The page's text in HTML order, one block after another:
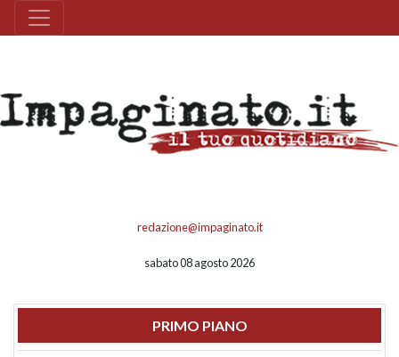
redazione@impaginato.it
sabato 08 agosto 2026
PRIMO PIANO